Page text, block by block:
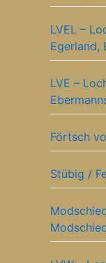
LVEL –
Egerland,
LVE –
Förtsch
Stübig /